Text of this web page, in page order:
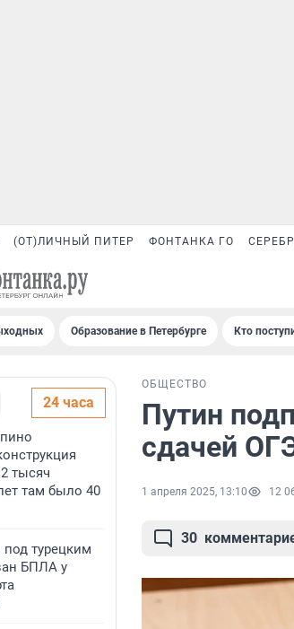
(ОТ)ЛИЧНЫЙ ПИТЕР ФОНТАНКА ГО
Образование в Петербурге Кто
24 часа
тысяч
там было 40
под турецким
БПЛА у
ОБЩЕСТВО
Путин
сдачей
1 апреля 2025, 13:10 12
30